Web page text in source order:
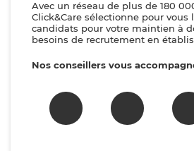
Avec un réseau de plus de 180
Click&Care sélectionne pour vous
candidats pour votre maintien à
besoins de recrutement en
Nos conseillers vous